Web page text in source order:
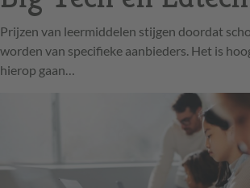
Prijzen van leermiddelen stijgen doordat
worden van specifieke aanbieders. Het is
hierop gaan…